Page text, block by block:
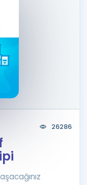
26286